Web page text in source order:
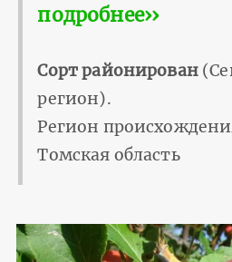
подробнее››
Сорт районирован
регион).
Регион
Томская область